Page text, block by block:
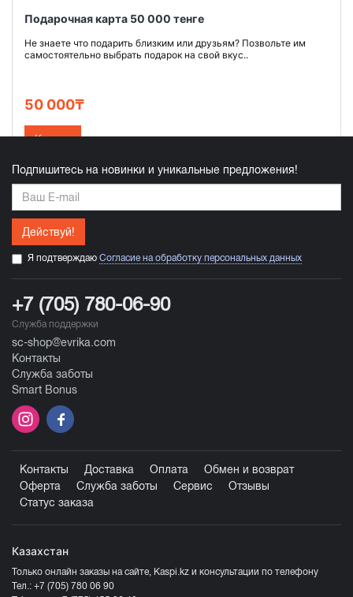
Подарочная карта 50 000 тенге
Не знаете что подарить близким или друзьям? Позвольте им
самостоятельно выбрать подарок на свой вкус..
50 000₸
Купить
Подпишитесь на новинки и уникальные предложения!
Действуй!
Я подтверждаю Согласие на обработку персональных данных
+7 (705) 780-06-90
Служба поддержки
sc-shop@evrika.com
Контакты
Служба заботы
Smart Bonus
Контакты Доставка Оплата
Обмен и возврат
Оферта
Служба заботы Сервис
Отзывы
Статус заказа
Казахстан
Только онлайн заказы на сайте, Kaspi.kz и консультации по телефону
Тел.: +7 (705) 780 06 90